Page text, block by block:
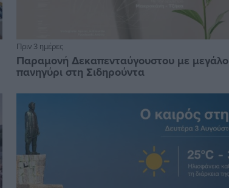
Πριν 3 ημέρες
Παραμονή Δεκαπενταύγουστου με μεγάλο
πανηγύρι στη Σιδηρούντα